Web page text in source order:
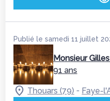
Publié le samedi 11 juillet
Monsieur
91 ans
Thouars (79) - Faye-